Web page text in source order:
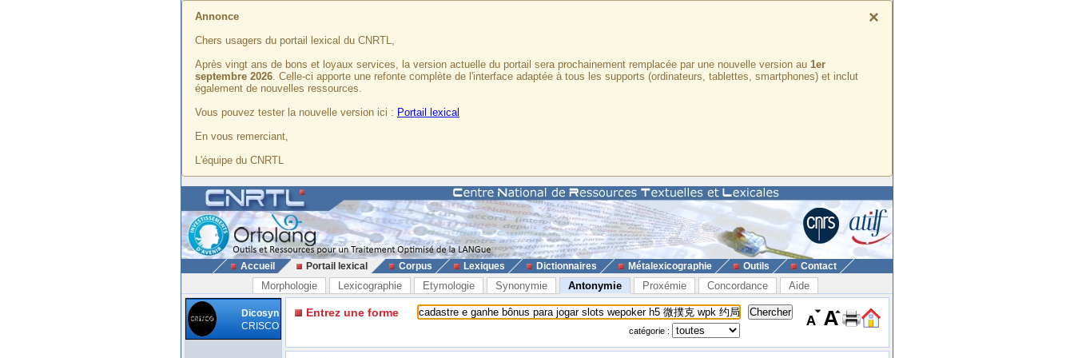
×
Annonce
Chers usagers du portail lexical du CNRTL,
Après vingt ans de bons et loyaux services, la version actuelle du portail sera prochainement remplacée par une nouvelle version au 1er
septembre 2026. Celle-ci apporte une refonte complète de l'interface adaptée à tous les supports (ordinateurs, tablettes, smartphones) et inclut
également de nouvelles ressources.
Vous pouvez tester la nouvelle version ici : Portail lexical
En vous remerciant,
L'équipe du CNRTL
Accueil Portail lexical Corpus Lexiques Dictionnaires Métalexicographie Outils Contact
Morphologie Lexicographie Etymologie Synonymie Antonymie Proxémie Concordance Aide
Dicosyn
CRISCO
Entrez une forme
catégorie :